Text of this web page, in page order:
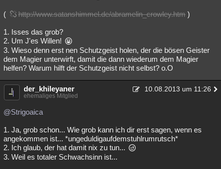
( http://www.satanshimmel.de/abramelin_crowley.htm )
1. Isses das grob?
2. Um J'es Willen!
3. Wieso denn erst nen Schutzgeist holen, der die bösen Geister
dem Magier unterwirft, damit die dann wiederum dem Magier
helfen? Warum hilft der Schutzgeist nicht selbst? o.O
der_khileyaner 10.08.2013 um 11:26
ehemaliges Mitglied
@Strigoaica
1. Ja, grob schon... Wie grob kann ich dir erst sagen, wenn es
angekommen ist... *ungeduldigaufdemstuhlrumrutsch*
2. Ich glaub, der hat damit nix zu tun...
3. Weil es totaler Schwachsinn ist...